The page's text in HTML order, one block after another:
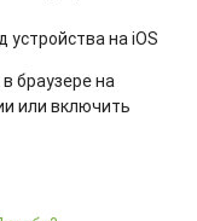
устройства на iOS
браузере на
или включить